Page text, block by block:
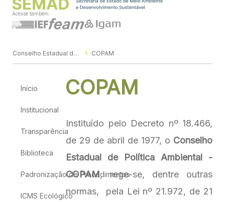
Acesse também
Conselho Estadual de Política Ambiental - Copam COPAM
Início
Institucional
Transparência
Biblioteca
Padronização de Procedimentos
ICMS Ecológico
COPAM
Instituído pelo Decreto nº 18.466,
de 29 de abril de 1977, o Conselho
Estadual de Política Ambiental -
COPAM, rege-se, dentre outras
normas, pela Lei nº 21.972, de 21